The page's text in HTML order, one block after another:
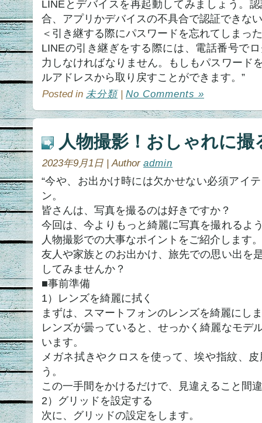
LINEとデバイスを再起動してみましょう。
合、アプリかデバイスの不具合で認証できな
＜引き継する際にパスワードを忘れてしまっ
LINEの引き継ぎをする際には、電話番号で
力しなければなりません。もしもパスワード
ルアドレスから取り戻すことができます。”
Posted in 未分類| No Comments »
人物撮影！おしゃれに
2023年9月1日 | Author admin
“今や、お出かけ時には欠かせない必須アイ
ン。
皆さんは、写真を撮るのは好きですか？
今回は、今よりもっと綺麗に写真を撮れるよ
人物撮影での大事なポイントをご紹介します。
友人や家族とのお出かけ、旅先での思い出を
してみませんか？
■事前準備
1）レンズを綺麗に拭く
まずは、スマートフォンのレンズを綺麗にし
レンズが曇っていると、せっかく綺麗なモデ
います。
メガネ拭きやクロスを使って、埃や指紋、
う。
この一手間をかけるだけで、見違えること間
2）グリッドを設定する
次に、グリッドの設定をします。